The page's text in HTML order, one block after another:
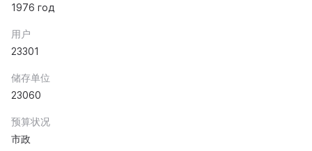
1976 год
用户
23301
储存单位
23060
预算状况
市政